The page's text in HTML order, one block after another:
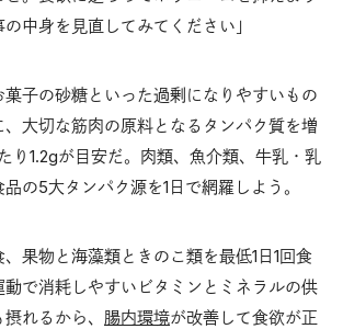
中身を見直してみてください」
子の砂糖といった過剰になりやすいもの
、大切な筋肉の原料となるタンパク質を増
り1.2gが目安だ。肉類、魚介類、牛乳・乳
の5大タンパク源を1日で網羅しよう。
果物と海藻類ときのこ類を最低1日1回食
で消耗しやすいビタミンとミネラルの供
れるから、 腸内環境が改善して食欲が正